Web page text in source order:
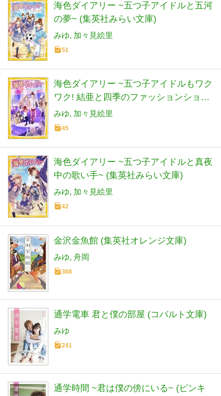
海色ダイアリー ~五つ子アイドルと五河
の夢~ (集英社みらい文庫)
みゆ 加々見絵里
51
海色ダイアリー ~五つ子アイドルもワク
ワク! 結亜と四季のファッションショー
~ (集英社みらい文庫)
みゆ 加々見絵里
45
海色ダイアリー ~五つ子アイドルと真夜
中の歌い手~ (集英社みらい文庫)
みゆ 加々見絵里
42
金沢金魚館 (集英社オレンジ文庫)
みゆ 舟岡
368
通学電車 君と僕の部屋 (コバルト文庫)
みゆ
241
通学時間 ~君は僕の傍にいる~ (ピンキ